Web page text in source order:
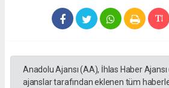
Anadolu Ajansı (AA), İhlas Haber
ajanslar tarafından eklenen tüm